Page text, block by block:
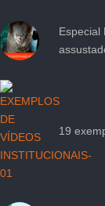
Especial
19